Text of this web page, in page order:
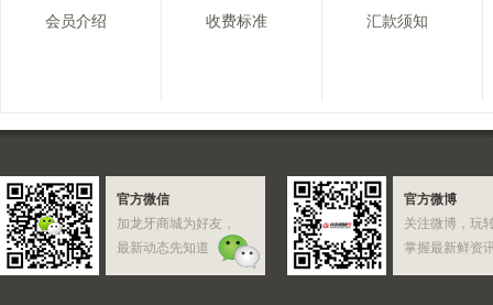
会员介绍
收费标准
汇款须知
官方微信
加龙牙商城为好友，
最新动态先知道
官方微博
关注微博，玩
掌握最新鲜资